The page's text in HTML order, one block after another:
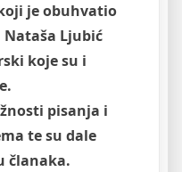
je obuhvatio
Nataša Ljubić
koje su i
pisanja i
te su dale
članaka.